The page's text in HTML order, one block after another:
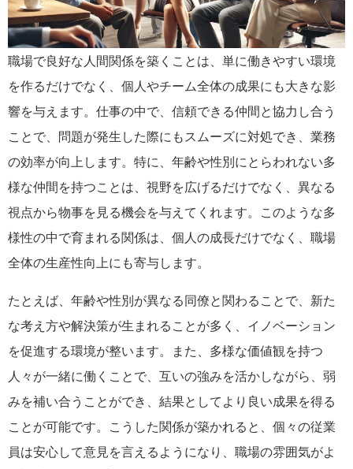
職場で良好な人間関係を築くことは、単に働きやすい環境
を作るだけでなく、個人やチーム全体の成果にも大きな影
響を与えます。仕事の中で、信頼できる仲間と協力し合う
ことで、問題が発生した際にもスムーズに対処でき、業務
の効率が向上します。特に、年齢や性別にとらわれない多
様な仲間を持つことは、視野を広げるだけでなく、異なる
視点から物事を見る機会を与えてくれます。このような多
様性の中で育まれる関係は、個人の成長だけでなく、職場
全体の生産性向上にも寄与します。
たとえば、年齢や性別が異なる同僚と関わることで、新た
な考え方や解決策が生まれることが多く、イノベーション
を促進する環境が整います。また、多様な価値観を持つ
人々が一緒に働くことで、互いの強みを活かしながら、弱
みを補い合うことができ、結果としてより良い成果を得る
ことが可能です。こうした関係が築かれると、個々の従業
員は安心して意見を言えるようになり、職場の雰囲気がよ